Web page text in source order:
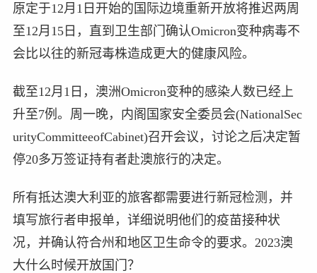
原定于12月1日开始的国际边境重新开放将推迟两周
至12月15日，直到卫生部门确认Omicron变种病毒不
会比以往的新冠毒株造成更大的健康风险。
截至12月1日，澳洲Omicron变种的感染人数已经上
升至7例。周一晚，内阁国家安全委员会(NationalSec
urityCommitteeofCabinet)召开会议，讨论之后决定暂
停20多万签证持有者赴澳旅行的决定。
所有抵达澳大利亚的旅客都需要进行新冠检测，并
填写旅行者申报单，详细说明他们的疫苗接种状
况，并确认符合州和地区卫生命令的要求。2023澳
大什么时候开放国门？